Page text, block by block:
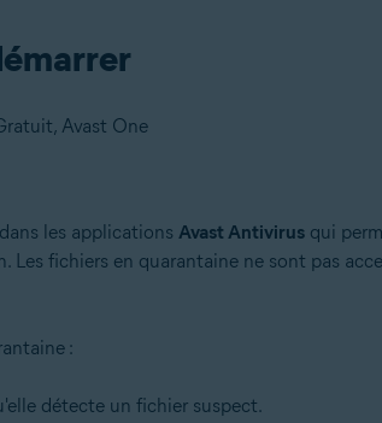
Avast One
les applications Avast Antivirusqui
fichiers en quarantaine ne sont pas
:
détecte un fichier suspect.